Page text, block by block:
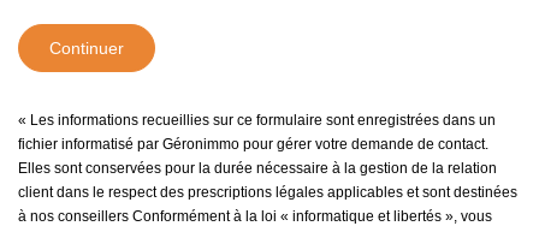
Continuer
« Les informations recueillies sur ce formulaire sont enregistrées dans un
fichier informatisé par Géronimmo pour gérer votre demande de contact.
Elles sont conservées pour la durée nécessaire à la gestion de la relation
client dans le respect des prescriptions légales applicables et sont destinées
à nos conseillers Conformément à la loi « informatique et libertés », vous